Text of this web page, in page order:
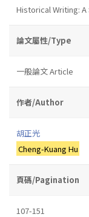
Historical Writing:
論文屬性/Type
一般論文 Article
作者/Author
胡正光
Cheng-Kuang Hu
頁碼/Pagination
107-151